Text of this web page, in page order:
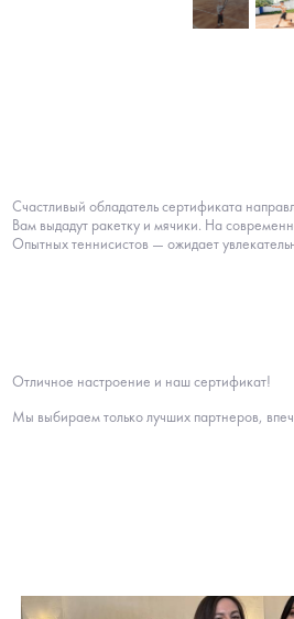
Счастливый обладатель сертификата
Вам выдадут ракетку и мячики. На
Опытных теннисистов — ожидает
Отличное настроение и наш сертификат!
Мы выбираем только лучших партнеров,